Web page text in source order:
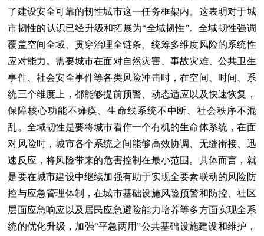
了建设安全可靠的韧性城市这一任务框架内。这表明对于城
市韧性的认识已经升级和拓展为“全域韧性”。全域韧性强调
覆盖空间全域、贯穿治理全链条、统筹多维度风险的系统性
应对能力。需要城市在面对自然灾害、事故灾难、公共卫生
事件、社会安全事件等各类风险冲击时，在空间、时间、系
统三个维度上，都能够提前预警、动态适应以及快速恢复，
保障核心功能不瘫痪、生命线系统不中断、社会秩序不混
乱。全域韧性是要将城市看作一个有机的生命体系统，在面
对风险时，城市各个系统之间能够高效协调、无缝衔接、迅
速反应，将风险带来的危害控制在最小范围。具体而言，就
是要在城市建设中继续加强有助于实现全要素联动的风险防
控与应急管理体制，在城市基础设施风险预警和防控、社区
层面应急响应以及居民应急避险能力培养等多方面实现全系
统的优化升级，加强“平急两用”公共基础设施建设和维护，